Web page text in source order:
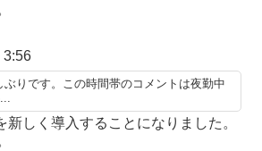
3:56
ぶりです。この時間帯のコメントは夜勤中
新しく導入することになりました。